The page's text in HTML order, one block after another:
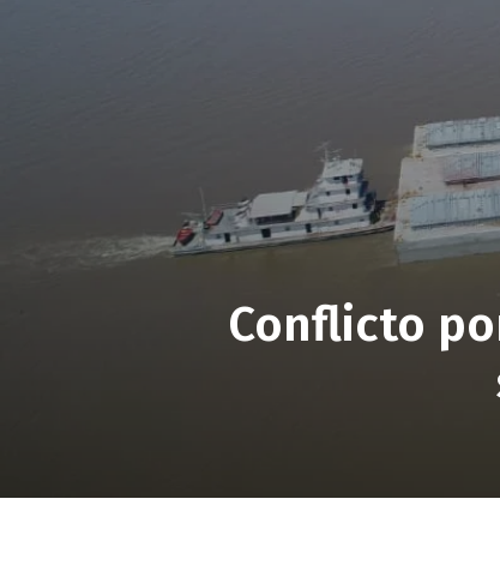
Conflicto